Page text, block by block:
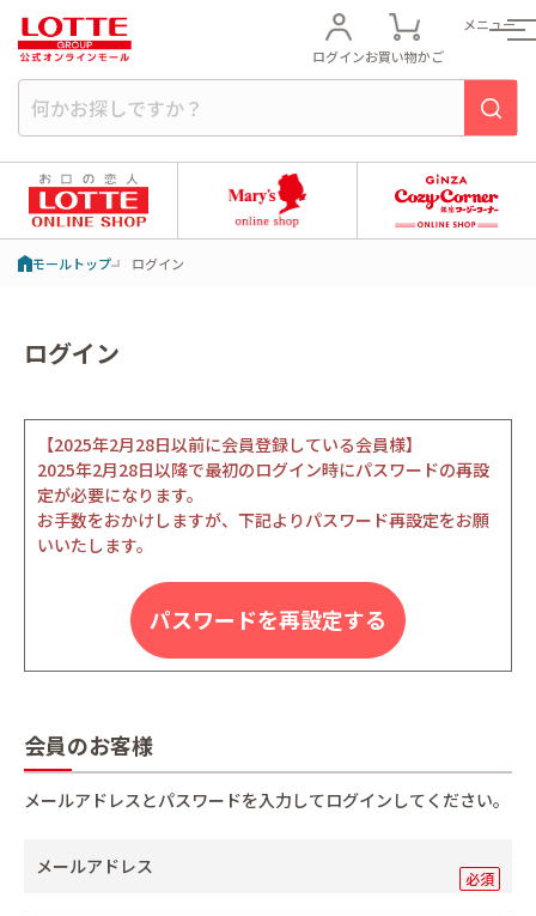
ログインお買い物かご
メニュー
モールトップ ログイン
ログイン
【2025年2月28日以前に会員登録している会員様】
2025年2月28日以降で最初のログイン時にパスワードの再設
定が必要になります。
お手数をおかけしますが、下記よりパスワード再設定をお願
いいたします。
パスワードを再設定する
会員のお客様
メールアドレスとパスワードを入力してログインしてください。
メールアドレス